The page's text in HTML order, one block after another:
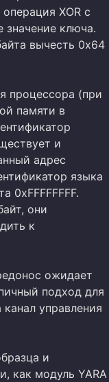
XOR с
значение ключа.
вычесть 0x64
процессора (при
памяти в
и
адрес
языка
0xFFFFFFFF.
они
к
ожидает
подход для
управления
и
как модуль YARA